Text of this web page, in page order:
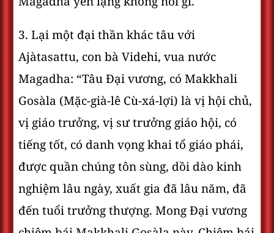
3. Lại một đại thần khác tâu với
Ajàtasattu, con bà Videhi, vua nước
Magadha: “Tâu Ðại vương, có Makkhali
Gosàla (Mặc-già-lê Cù-xá-lợi) là vị hội chủ,
vị giáo trưởng, vị sư trưởng giáo hội, có
tiếng tốt, có danh vọng khai tổ giáo phái,
được quần chúng tôn sùng, dồi dào kinh
nghiệm lâu ngày, xuất gia đã lâu năm, đã
đến tuổi trưởng thượng. Mong Ðại vương